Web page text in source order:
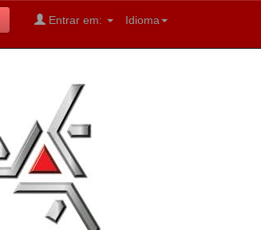
Idioma
Entrar em: